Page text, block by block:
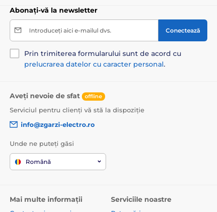
Abonați-vă la newsletter
Introduceți aici e-mailul dvs. Conectează
Prin trimiterea formularului sunt de acord cu
prelucrarea datelor cu caracter personal.
Aveți nevoie de sfat offline
Serviciul pentru clienți vă stă la dispoziție
info@zgarzi-electro.ro
Unde ne puteți găsi
Română
Mai multe informații Serviciile noastre